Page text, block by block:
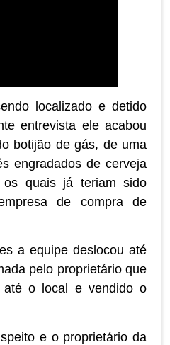
localizado e detido
entrevista ele acabou
botijão de gás, de uma
engradados de cerveja
os quais já teriam sido
de compra de
a equipe deslocou até
pelo proprietário que
o local e vendido o
e o proprietário da